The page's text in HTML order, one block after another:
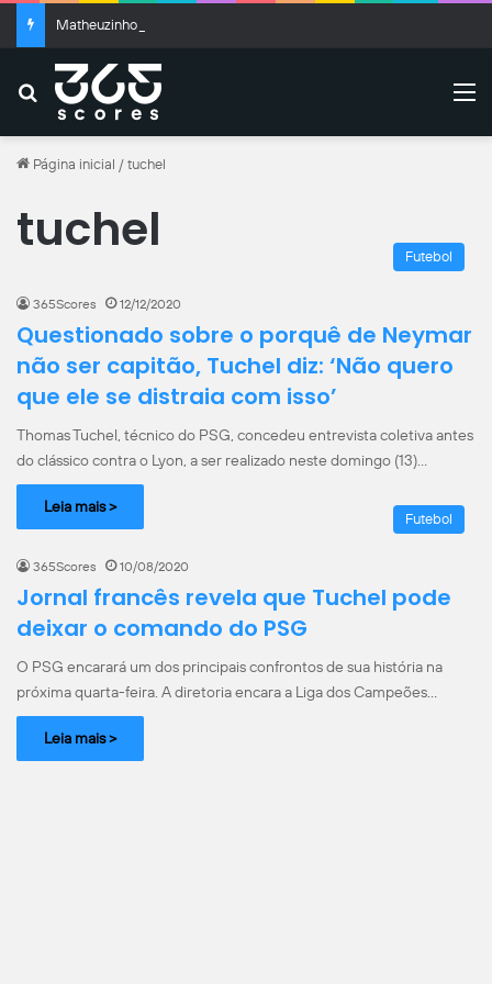
Buscar
Página inicial / tuchel
tuchel Futebol
365Scores 12/12/2020
Questionado sobre o porquê de Neymar
não ser capitão, Tuchel diz: ‘Não quero
que ele se distraia com isso’
Thomas Tuchel, técnico do PSG, concedeu entrevista coletiva antes
do clássico contra o Lyon, a ser realizado neste domingo (13)…
Leia mais >
Futebol
365Scores 10/08/2020
Jornal francês revela que Tuchel pode
deixar o comando do PSG
O PSG encarará um dos principais confrontos de sua história na
próxima quarta-feira. A diretoria encara a Liga dos Campeões…
Leia mais >